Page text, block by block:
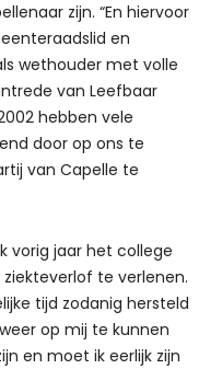
zijn. “En hiervoor
en
wethouder met volle
van Leefbaar
hebben vele
door op ons te
van Capelle te
vorig jaar het college
te verlenen.
tijd zodanig hersteld
op mij te kunnen
en moet ik eerlijk zijn